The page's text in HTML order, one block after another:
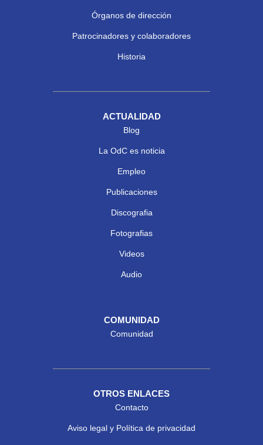
Órganos de dirección
Patrocinadores y colaboradores
Historia
ACTUALIDAD
Blog
La OdC es noticia
Empleo
Publicaciones
Discografia
Fotografias
Videos
Audio
COMUNIDAD
Comunidad
OTROS ENLACES
Contacto
Aviso legal y Política de privacidad